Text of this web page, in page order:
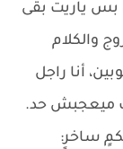
بس ياريت بقى
والكلام
أنا راجل
ميعجبش حد.
ساخرٍ: